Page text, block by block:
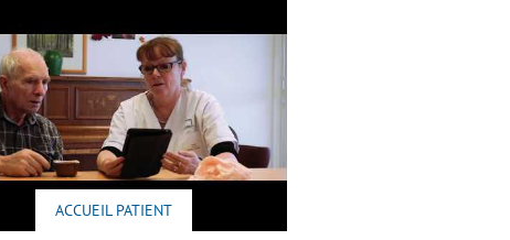
ACCUEIL PATIENT